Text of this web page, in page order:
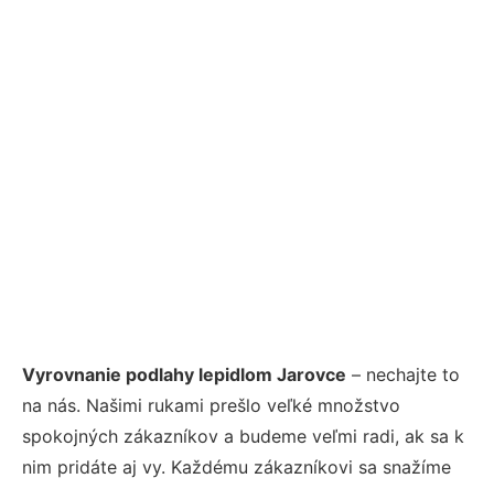
Vyrovnanie podlahy lepidlom Jarovce – nechajte to
na nás. Našimi rukami prešlo veľké množstvo
spokojných zákazníkov a budeme veľmi radi, ak sa k
nim pridáte aj vy. Každému zákazníkovi sa snažíme